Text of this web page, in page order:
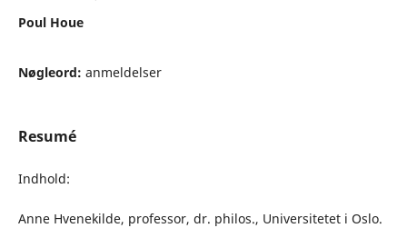
Poul Houe
Nøgleord: anmeldelser
Resumé
Indhold:
Anne Hvenekilde, professor, dr. philos., Universitetet i Oslo.